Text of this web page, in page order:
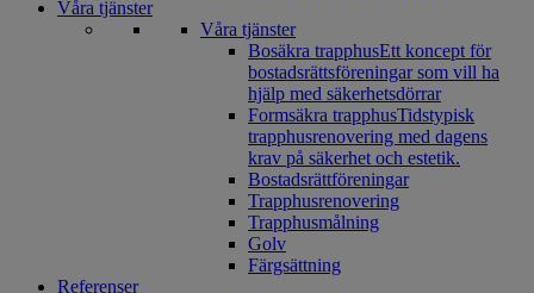
Våra tjänster
Våra tjänster
Bosäkra trapphusEtt koncept för
bostadsrättsföreningar som vill ha
hjälp med säkerhetsdörrar
Formsäkra trapphusTidstypisk
trapphusrenovering med dagens
krav på säkerhet och estetik.
Bostadsrättföreningar
Trapphusrenovering
Trapphusmålning
Golv
Färgsättning
Referenser